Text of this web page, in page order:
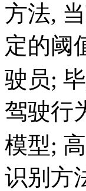
方法,
定的阈
驶员;
驾驶行
模型;
识别方